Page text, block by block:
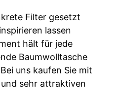
Filter gesetzt
lassen
hält für jede
Baumwolltasche
uns kaufen Sie mit
sehr attraktiven